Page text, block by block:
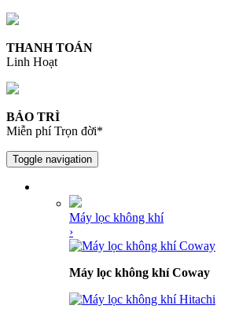
THANH TOÁN
Linh Hoạt
BẢO TRÌ
Miễn phí Trọn đời*
Toggle navigation
Máy lọc không khí
›
Máy lọc không khí Coway